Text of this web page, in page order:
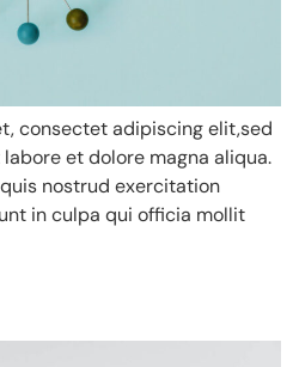
consectet adipiscing elit,sed
et dolore magna aliqua.
nostrud exercitation
in culpa qui officia mollit